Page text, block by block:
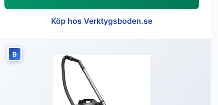
Köp hos Verktygsboden.se
9